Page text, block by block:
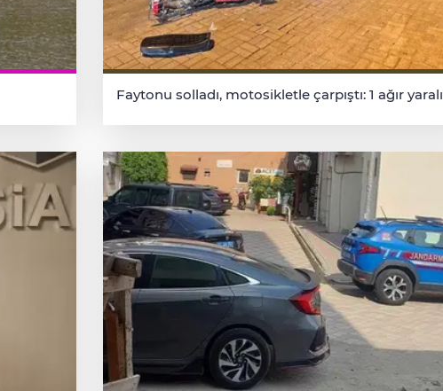
Faytonu solladı, motosikletle çarpıştı: 1 ağır yaralı